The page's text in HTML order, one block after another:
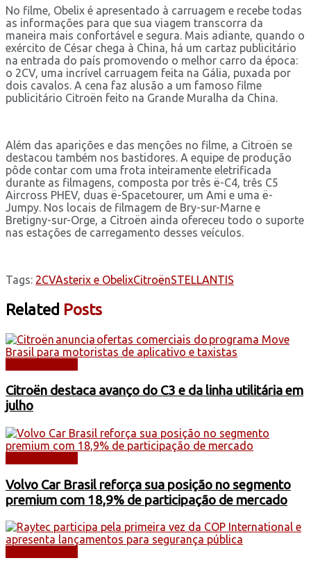
No filme, Obelix é apresentado à carruagem e recebe todas
as informações para que sua viagem transcorra da
maneira mais confortável e segura. Mais adiante, quando o
exército de César chega à China, há um cartaz publicitário
na entrada do país promovendo o melhor carro da época:
o 2CV, uma incrível carruagem feita na Gália, puxada por
dois cavalos. A cena faz alusão a um famoso filme
publicitário Citroën feito na Grande Muralha da China.
Além das aparições e das menções no filme, a Citroën se
destacou também nos bastidores. A equipe de produção
pôde contar com uma frota inteiramente eletrificada
durante as filmagens, composta por três ë-C4, três C5
Aircross PHEV, duas ë-Spacetourer, um Ami e uma ë-
Jumpy. Nos locais de filmagem de Bry-sur-Marne e
Bretigny-sur-Orge, a Citroën ainda ofereceu todo o suporte
nas estações de carregamento desses veículos.
Tags: 2CVAsterix e ObelixCitroënSTELLANTIS
Related Posts
Citroën destaca avanço do C3 e da linha utilitária em
julho
Volvo Car Brasil reforça sua posição no segmento
premium com 18,9% de participação de mercado